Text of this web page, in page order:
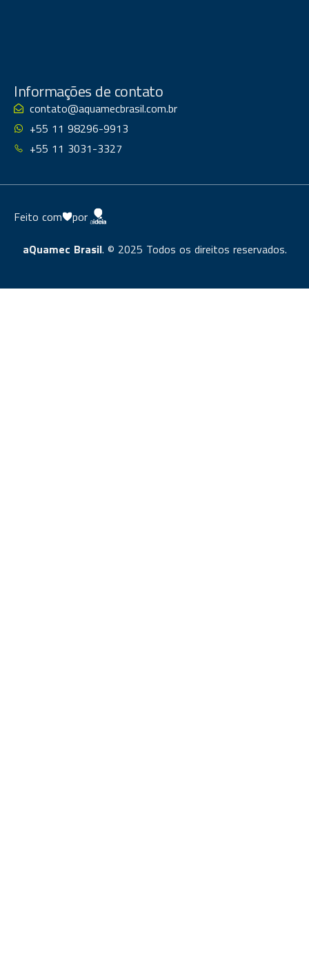
Informações de contato
contato@aquamecbrasil.com.br
+55 11 98296-9913
+55 11 3031-3327
aQuamec Brasil. © 2025 Todos os direitos reservados.
Feito com por